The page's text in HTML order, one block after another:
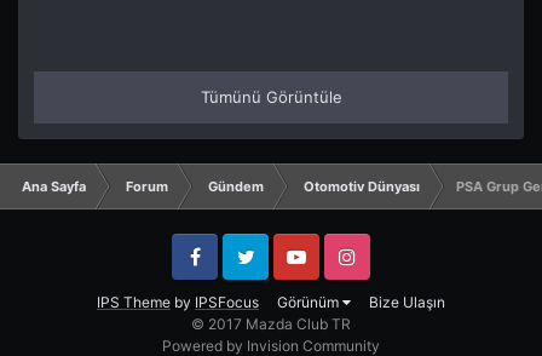
Tümünü Görüntüle
Ana Sayfa Forum Gündem Otomotiv Dünyası PSA Grup
IPS Theme by IPSFocus Görünüm Bize Ulaşın
FacebookTwitter YouTube Instagram
© 2017 Mazda Club TR
Powered by Invision Community